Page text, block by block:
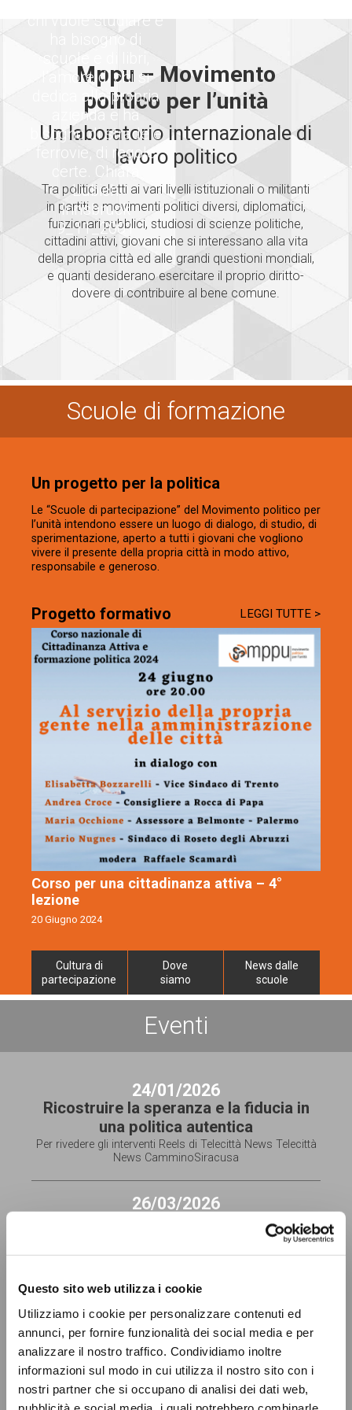
Questo sito web utilizza i cookie
Utilizziamo i cookie per personalizzare contenuti ed
annunci, per fornire funzionalità dei social media e per
analizzare il nostro traffico. Condividiamo inoltre
informazioni sul modo in cui utilizza il nostro sito con i
nostri partner che si occupano di analisi dei dati web,
chi vuole studiare e
ha bisogno di
scuole e di libri,
l’amore di chi si
dedica alla propria
azienda e ha
bisogno di strade e
ferrovie, di regole
certe. Chiara
Lubich
Innsbruck
9_11_2001
compassione; Il
resto: ricchezze,
boria, fama,
agitazioni… fieno di
tetto.
Igino Giordani
nemico"
Mppu – Movimento
politico per l’unità
Un laboratorio internazionale di
lavoro politico
Tra politici eletti ai vari livelli istituzionali o militanti
in partiti e movimenti politici diversi, diplomatici,
funzionari pubblici, studiosi di scienze politiche,
cittadini attivi, giovani che si interessano alla vita
della propria città ed alle grandi questioni mondiali,
e quanti desiderano esercitare il proprio diritto-
dovere di contribuire al bene comune.
Scuole di formazione
Un progetto per la politica
Le “Scuole di partecipazione” del Movimento politico per
l’unità intendono essere un luogo di dialogo, di studio, di
sperimentazione, aperto a tutti i giovani che vogliono
vivere il presente della propria città in modo attivo,
responsabile e generoso.
Progetto formativo LEGGI TUTTE >
Corso per una cittadinanza attiva – 4°
lezione
20 Giugno 2024
Cultura di
partecipazione
Dove
siamo
News dalle
scuole
Eventi
24/01/2026
Ricostruire la speranza e la fiducia in
una politica autentica
Per rivedere gli interventi Reels di Telecittà News Telecittà
News CamminoSiracusa
26/03/2026
Incontro nazionale del Movimento
Per rivedere gli interventi Rinnovo MPPU Italia Modulo
18/02/2026
La diversità delle ragioni a confronto
Per rivedere la DIRETTA
08/12/2025